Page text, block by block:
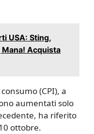
USA: Sting,
Acquista
(CPI), a
aumentati solo
ha riferito
ottobre.